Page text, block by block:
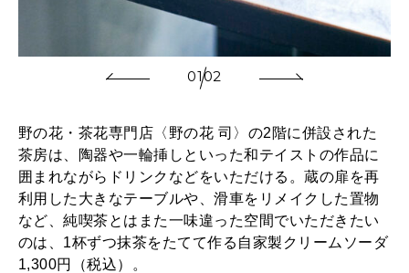
0102
野の花・茶花専門店〈野の花 司〉の2階に併設された
茶房は、陶器や一輪挿しといった和テイストの作品に
囲まれながらドリンクなどをいただける。蔵の扉を再
利用した大きなテーブルや、滑車をリメイクした置物
など、純喫茶とはまた一味違った空間でいただきたい
のは、1杯ずつ抹茶をたてて作る自家製クリームソーダ
1,300円（税込）。